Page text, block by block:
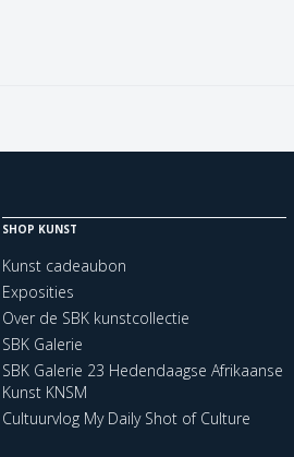
SHOP KUNST
Kunst cadeaubon
Exposities
Over de SBK kunstcollectie
SBK Galerie
SBK Galerie 23 Hedendaagse Afrikaanse
Kunst KNSM
Cultuurvlog My Daily Shot of Culture